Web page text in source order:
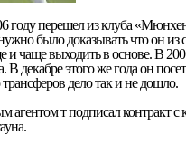
перешел из клуба
было доказывать что он из
и чаще выходить в основе. В
декабре этого же года он
дело так и не дошло.
агентом т подписал контракт